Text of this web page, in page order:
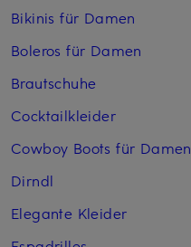
Bikinis für Damen
Boleros für Damen
Brautschuhe
Cocktailkleider
Cowboy Boots für Damen
Dirndl
Elegante Kleider